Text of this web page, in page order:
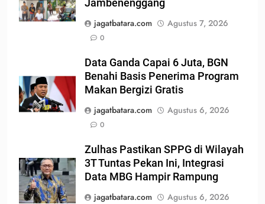
Jambenenggang
jagatbatara.com
Agustus 7, 2026
0
Data Ganda Capai 6 Juta, BGN
Benahi Basis Penerima Program
Makan Bergizi Gratis
jagatbatara.com
Agustus 6, 2026
0
Zulhas Pastikan SPPG di Wilayah
3T Tuntas Pekan Ini, Integrasi
Data MBG Hampir Rampung
jagatbatara.com
Agustus 6, 2026